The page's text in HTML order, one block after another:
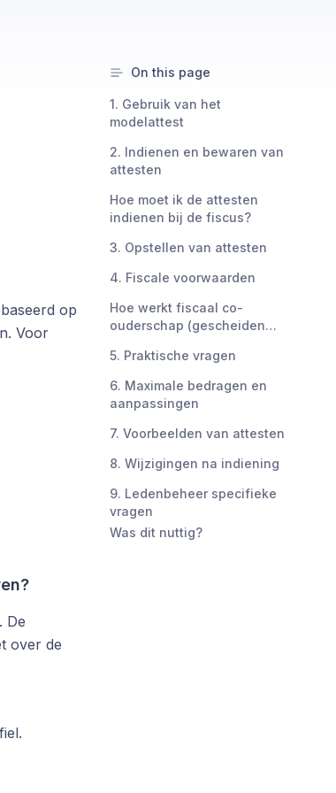
op
Voor
De
over de
On this page
1. Gebruik van het
modelattest
2. Indienen en bewaren van
attesten
Hoe moet ik de attesten
indienen bij de fiscus?
3. Opstellen van attesten
4. Fiscale voorwaarden
Hoe werkt fiscaal co-
ouderschap (gescheiden
5. Praktische vragen
6. Maximale bedragen en
aanpassingen
7. Voorbeelden van attesten
8. Wijzigingen na indiening
9. Ledenbeheer specifieke
vragen
Was dit nuttig?